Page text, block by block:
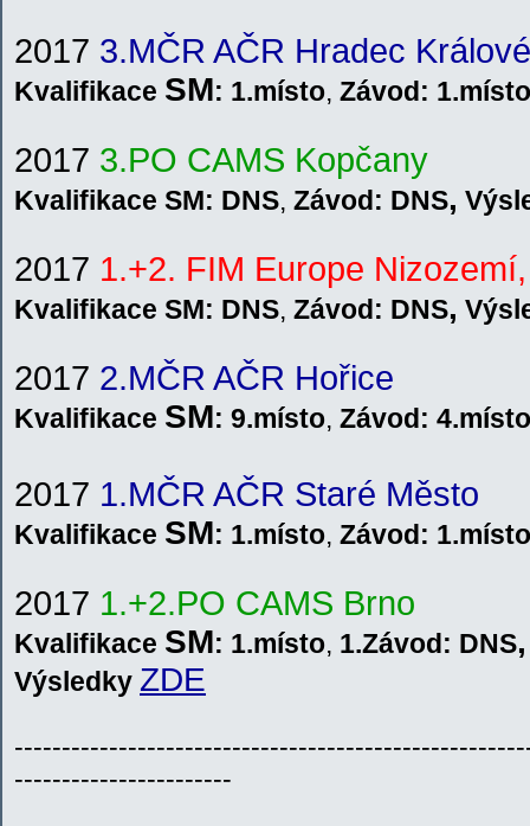
2017 3.MČR AČR Hradec Králové
Kvalifikace SM: 1.místo, Závod: 1.místo
2017 3.PO CAMS Kopčany
Kvalifikace SM: DNS, Závod: DNS, V
2017 1.+2. FIM Europe
Kvalifikace SM: DNS, Závod: DNS, V
2017 2.MČR AČR Hořice
Kvalifikace SM: 9.místo, Závod: 4.místo
2017 1.MČR AČR Staré Město
Kvalifikace SM: 1.místo, Závod: 1.místo
2017 1.+2.PO CAMS Brno
Kvalifikace SM: 1.místo, 1.Závod: DNS,
Výsledky ZDE
-----------------------